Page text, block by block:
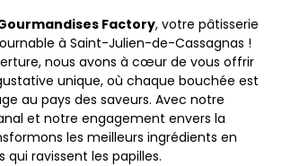
Factory, votre pâtisserie
à Saint-Julien-de-Cassagnas !
nous avons à cœur de vous offrir
unique, où chaque bouchée est
au pays des saveurs. Avec notre
et notre engagement envers la
les meilleurs ingrédients en
qui ravissent les papilles.